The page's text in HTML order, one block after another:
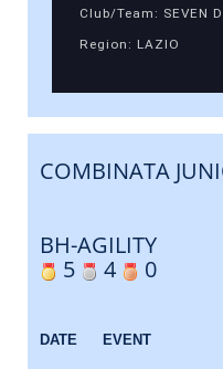
Club/Team: SEVEN
Region: LAZIO
COMBINATA
BH-AGILITY
5
4 0
DATE EVENT